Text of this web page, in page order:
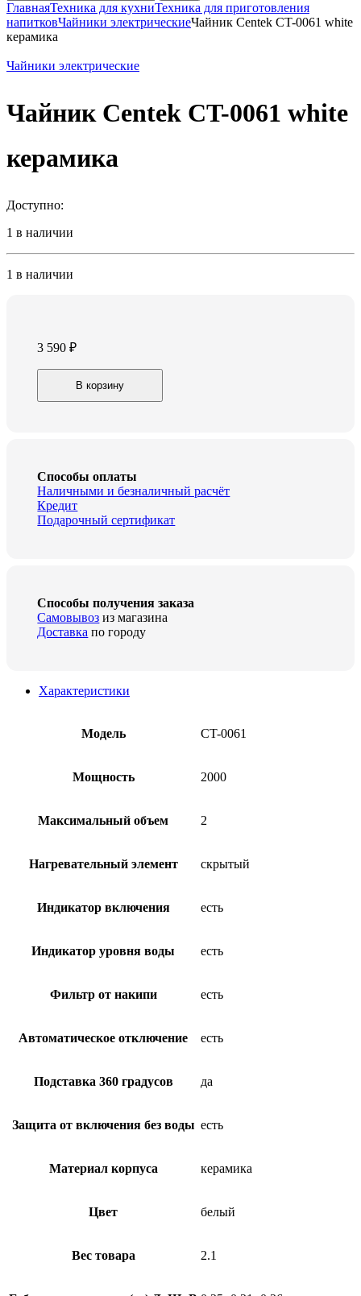
ГлавнаяТехника для кухниТехника для приготовления
напитковЧайники электрическиеЧайник Centek CT-0061 white
керамика
Чайники электрические
Чайник Centek CT-0061 white
керамика
Доступно:
1 в наличии
1 в наличии
3 590₽
Чайник
CT-
В корзину
Способы оплаты
Наличными и безналичный расчёт
Кредит
Подарочный сертификат
Способы получения заказа
Самовывоз из магазина
Доставка по городу
Характеристики
Модель CT-0061
Мощность 2000
Максимальный объем 2
Нагревательный элемент скрытый
Индикатор включения есть
Индикатор уровня воды есть
Фильтр от накипи есть
Автоматическое отключение есть
Подставка 360 градусов да
Защита от включения без воды есть
Материал корпуса керамика
Цвет белый
Вес товара 2.1